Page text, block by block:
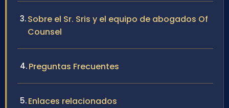
Sobre el Sr. Sris y el equipo de abogados Of
Counsel
Preguntas Frecuentes
Enlaces relacionados